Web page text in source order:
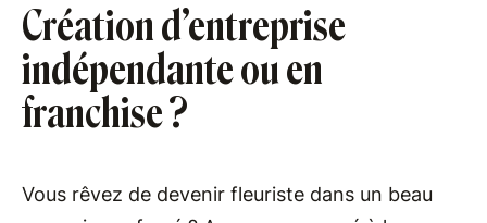
Création d’entreprise
indépendante ou en
franchise ?
Vous rêvez de devenir fleuriste dans un beau